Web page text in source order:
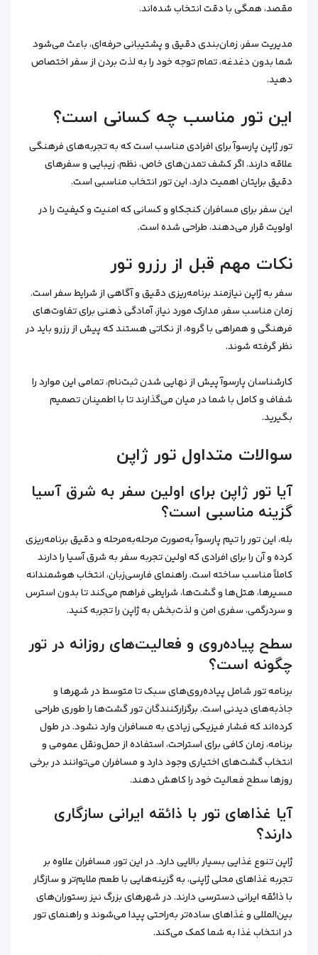
مقصد، همگی با دقت انتخاب شده‌اند.
مدیریت سفر، زمان‌بندی دقیق و پشتیبانی حرفه‌ای، باعث می‌شود
شما بدون دغدغه، تمام توجه خود را به لذت بردن از سفر اختصاص
دهید.
این تور مناسب چه کسانی است؟
تور ژاپن پارسوآ برای افرادی مناسب است که به تجربه‌های فرهنگی
علاقه دارند. اگر کشف تمدن‌های خاص، نظم، زیبایی و سفرهای
دقیق برایتان اهمیت دارد، این تور انتخاب مناسبی است.
این سفر برای مسافران کنجکاو و کسانی که امنیت و کیفیت را در
اولویت قرار می‌دهند، طراحی شده است.
نکات مهم قبل از رزرو تور
سفر به ژاپن نیازمند برنامه‌ریزی دقیق و آگاهی از شرایط سفر است.
زمان مناسب سفر، مدارک مورد نیاز، آمادگی ذهنی برای تفاوت‌های
فرهنگی و همراهی با گروه، از نکاتی هستند که پیش از رزرو باید در
نظر گرفته شوند.
کارشناسان پارسوآ پیش از نهایی شدن ثبت‌نام، تمامی این موارد را
شفاف و کامل با شما در میان می‌گذارند تا با اطمینان تصمیم
بگیرید.
سوالات متداول تور ژاپن
آیا تور ژاپن برای اولین سفر به شرق آسیا
گزینه مناسبی است؟
بله، این تور را تیم پارسوآ به‌صورت مرحله‌به‌مرحله و دقیق برنامه‌ریزی
کرده و آن را برای افرادی که اولین تجربه سفر به شرق آسیا را دارند
کاملاً مناسب ساخته است. راهنمای فارسی‌زبان، انتخاب هوشمندانه
مسیرها، هتل‌ها و گشت‌ها، شرایطی فراهم می‌کند تا بدون استرس
و سردرگمی، سفری امن و لذت‌بخش به ژاپن را تجربه کنید.
سطح پیاده‌روی و فعالیت‌های روزانه در تور
چگونه است؟
برنامه تور شامل پیاده‌روی‌های سبک تا متوسط در شهرها و
جاذبه‌های دیدنی است. برگزارکنندگان تور گشت‌ها را طوری طراحی
کرده‌اند که فشار فیزیکی زیادی به مسافران وارد نشود. در طول
برنامه، زمان کافی برای استراحت، استفاده از حمل‌ونقل عمومی و
انتخاب گشت‌های اختیاری وجود دارد و مسافران می‌توانند در برخی
روزها سطح فعالیت خود را کاهش دهند.
آیا غذاهای تور با ذائقه ایرانی سازگاری
دارند؟
ژاپن تنوع غذایی بسیار بالایی دارد. در این تور، مسافران علاوه بر
تجربه غذاهای محلی ژاپنی، به گزینه‌هایی با طعم ملایم‌تر و سازگار
با ذائقه ایرانی دسترسی دارند. در شهرهای بزرگ نیز رستوران‌های
بین‌المللی و غذاهای ساده‌تر به‌راحتی پیدا می‌شوند و راهنمای تور
در انتخاب غذا به شما کمک می‌کند.